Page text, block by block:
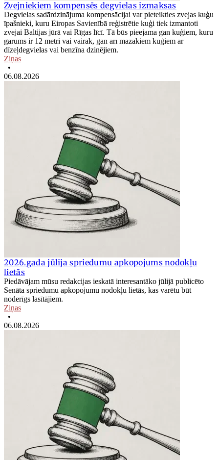
Zvejniekiem kompensēs degvielas izmaksas
Degvielas sadārdzinājuma kompensācijai var pieteikties zvejas kuģu
īpašnieki, kuru Eiropas Savienībā reģistrētie kuģi tiek izmantoti
zvejai Baltijas jūrā vai Rīgas līcī. Tā būs pieejama gan kuģiem, kuru
garums ir 12 metri vai vairāk, gan arī mazākiem kuģiem ar
dīzeļdegvielas vai benzīna dzinējiem.
Ziņas
•
06.08.2026
2026.gada jūlija spriedumu apkopojums nodokļu
lietās
Piedāvājam mūsu redakcijas ieskatā interesantāko jūlijā publicēto
Senāta spriedumu apkopojumu nodokļu lietās, kas varētu būt
noderīgs lasītājiem.
Ziņas
•
06.08.2026